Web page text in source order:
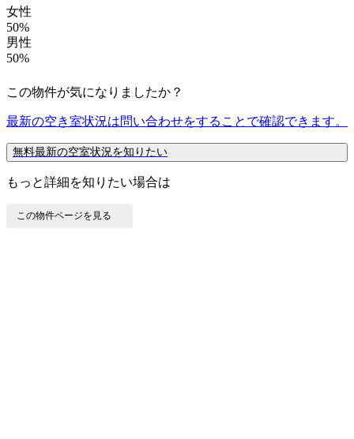
女性
50%
男性
50%
この物件が気になりましたか？
最新の空き室状況は問い合わせをすることで確認できます。
無料最新の空室状況を知りたい
もっと詳細を知りたい場合は
この物件ページを見る